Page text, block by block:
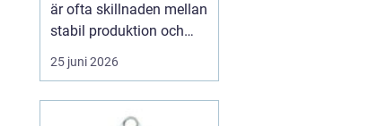
är ofta skillnaden mellan
stabil produktion och
kostsamma driftstopp.
Trots det hamnar service
lätt längst ner på
25 juni 2026